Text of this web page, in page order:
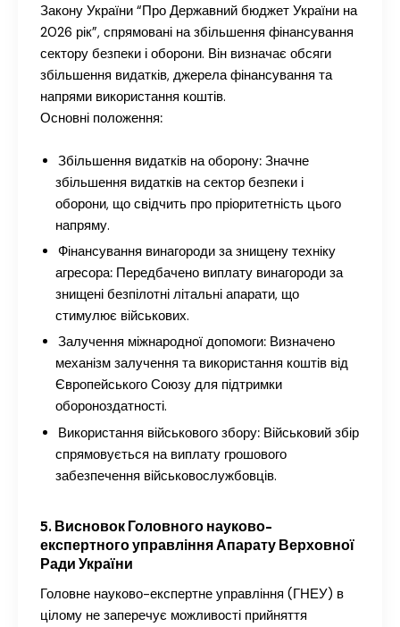
Закону України “Про Державний бюджет України на
2026 рік”, спрямовані на збільшення фінансування
сектору безпеки і оборони. Він визначає обсяги
збільшення видатків, джерела фінансування та
напрями використання коштів.
Основні положення:
Збільшення видатків на оборону: Значне
збільшення видатків на сектор безпеки і
оборони, що свідчить про пріоритетність цього
напряму.
Фінансування винагороди за знищену техніку
агресора: Передбачено виплату винагороди за
знищені безпілотні літальні апарати, що
стимулює військових.
Залучення міжнародної допомоги: Визначено
механізм залучення та використання коштів від
Європейського Союзу для підтримки
обороноздатності.
Використання військового збору: Військовий збір
спрямовується на виплату грошового
забезпечення військовослужбовців.
5. Висновок Головного науково-
експертного управління Апарату Верховної
Ради України
Головне науково-експертне управління (ГНЕУ) в
цілому не заперечує можливості прийняття